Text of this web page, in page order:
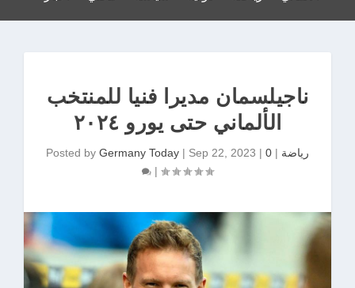
ناجيلسمان مديرا فنيا للمنتخب
الألماني حتى يورو ٢٠٢٤
Posted by Germany Today | Sep 22, 2023 | رياضة |
0
|